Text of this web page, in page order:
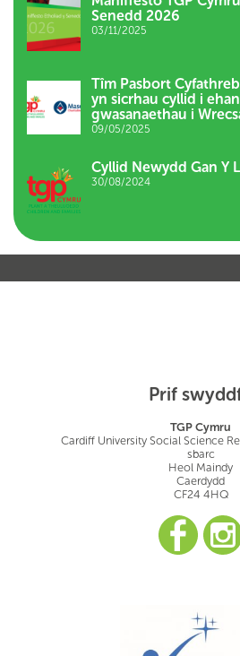
Senedd 2026
03/11/2025
Tîm Pasbort
yn sicrhau cyllid i
gwasanaethau i
09/05/2025
Cyllid Newydd Gan Y
30/08/2024
Prif
TGP Cymru
Cardiff University Social Science
sbarc
Heol Maindy
Caerdydd
CF24 4HQ